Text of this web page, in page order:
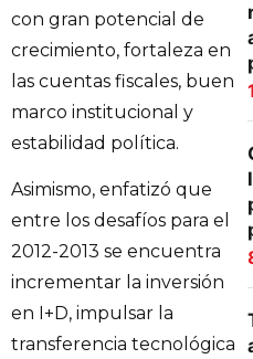
con gran potencial de
crecimiento, fortaleza en
las cuentas fiscales, buen
marco institucional y
estabilidad política.
Asimismo, enfatizó que
entre los desafíos para el
2012-2013 se encuentra
incrementar la inversión
en I+D, impulsar la
transferencia tecnológica